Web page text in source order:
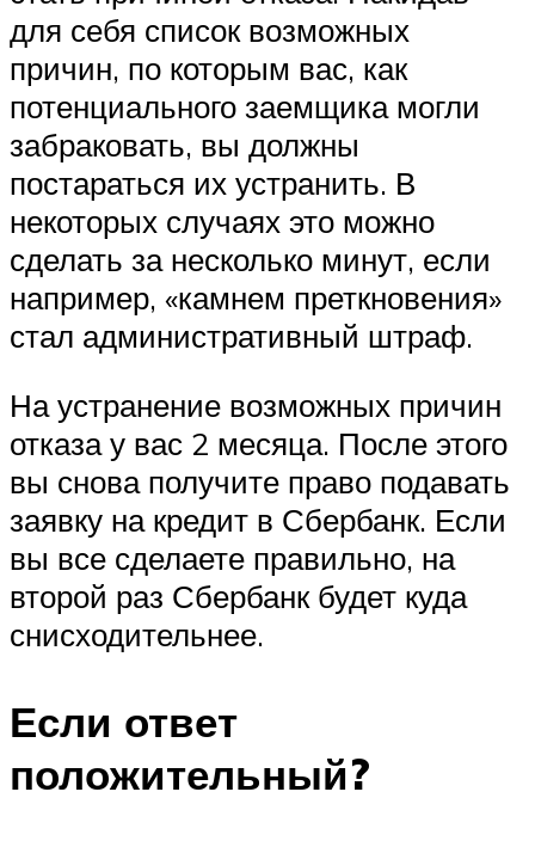
для себя список возможных
причин, по которым вас, как
потенциального заемщика могли
забраковать, вы должны
постараться их устранить. В
некоторых случаях это можно
сделать за несколько минут, если
например, «камнем преткновения»
стал административный штраф.
На устранение возможных причин
отказа у вас 2 месяца. После этого
вы снова получите право подавать
заявку на кредит в Сбербанк. Если
вы все сделаете правильно, на
второй раз Сбербанк будет куда
снисходительнее.
Если ответ
положительный?